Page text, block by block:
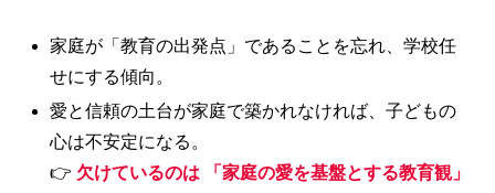
家庭が「教育の出発点」であることを忘れ、学校任
せにする傾向。
愛と信頼の土台が家庭で築かれなければ、子どもの
心は不安定になる。
👉 欠けているのは 「家庭の愛を基盤とする教育観」